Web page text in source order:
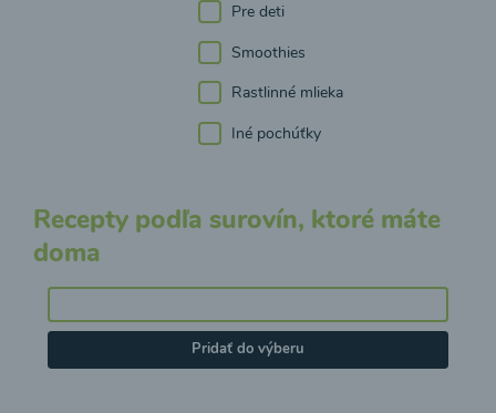
Pre deti
Smoothies
Rastlinné mlieka
Iné pochúťky
Recepty podľa surovín, ktoré máte
doma
Pridať do výberu